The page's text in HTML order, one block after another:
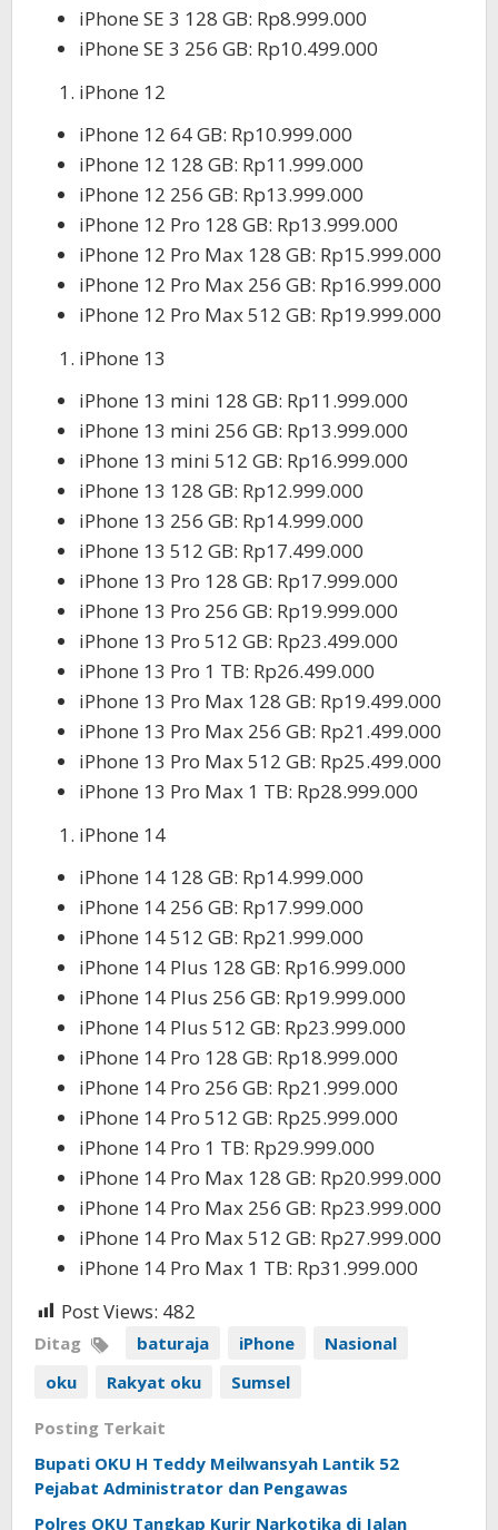
iPhone SE 3 128 GB: Rp8.999.000
iPhone SE 3 256 GB: Rp10.499.000
iPhone 12
iPhone 12 64 GB: Rp10.999.000
iPhone 12 128 GB: Rp11.999.000
iPhone 12 256 GB: Rp13.999.000
iPhone 12 Pro 128 GB: Rp13.999.000
iPhone 12 Pro Max 128 GB: Rp15.999.000
iPhone 12 Pro Max 256 GB: Rp16.999.000
iPhone 12 Pro Max 512 GB: Rp19.999.000
iPhone 13
iPhone 13 mini 128 GB: Rp11.999.000
iPhone 13 mini 256 GB: Rp13.999.000
iPhone 13 mini 512 GB: Rp16.999.000
iPhone 13 128 GB: Rp12.999.000
iPhone 13 256 GB: Rp14.999.000
iPhone 13 512 GB: Rp17.499.000
iPhone 13 Pro 128 GB: Rp17.999.000
iPhone 13 Pro 256 GB: Rp19.999.000
iPhone 13 Pro 512 GB: Rp23.499.000
iPhone 13 Pro 1 TB: Rp26.499.000
iPhone 13 Pro Max 128 GB: Rp19.499.000
iPhone 13 Pro Max 256 GB: Rp21.499.000
iPhone 13 Pro Max 512 GB: Rp25.499.000
iPhone 13 Pro Max 1 TB: Rp28.999.000
iPhone 14
iPhone 14 128 GB: Rp14.999.000
iPhone 14 256 GB: Rp17.999.000
iPhone 14 512 GB: Rp21.999.000
iPhone 14 Plus 128 GB: Rp16.999.000
iPhone 14 Plus 256 GB: Rp19.999.000
iPhone 14 Plus 512 GB: Rp23.999.000
iPhone 14 Pro 128 GB: Rp18.999.000
iPhone 14 Pro 256 GB: Rp21.999.000
iPhone 14 Pro 512 GB: Rp25.999.000
iPhone 14 Pro 1 TB: Rp29.999.000
iPhone 14 Pro Max 128 GB: Rp20.999.000
iPhone 14 Pro Max 256 GB: Rp23.999.000
iPhone 14 Pro Max 512 GB: Rp27.999.000
iPhone 14 Pro Max 1 TB: Rp31.999.000
Post Views: 482
Ditag baturaja iPhone
Nasional
oku
Rakyat oku Sumsel
Posting Terkait
Bupati OKU H Teddy Meilwansyah Lantik 52
Pejabat Administrator dan Pengawas
Polres OKU Tangkap Kurir Narkotika di Jalan